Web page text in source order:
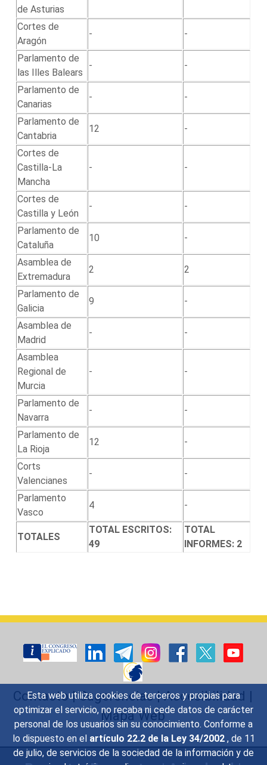
Esta web utiliza cookies de terceros y propias para
optimizar el servicio, no recaba ni cede datos de carácter
personal de los usuarios sin su conocimiento. Conforme a
lo dispuesto en el artículo 22.2 de la Ley 34/2002 , de 11
de julio, de servicios de la sociedad de la información y de
de Asturias
Cortes de
Aragón
- -
Parlamento de
las Illes Balears
- -
Parlamento de
Canarias
- -
Parlamento de
Cantabria
12 -
Cortes de
Castilla-La
Mancha
- -
Cortes de
Castilla y León
- -
Parlamento de
Cataluña
10 -
Asamblea de
Extremadura
2 2
Parlamento de
Galicia
9 -
Asamblea de
Madrid
- -
Asamblea
Regional de
Murcia
- -
Parlamento de
Navarra
- -
Parlamento de
La Rioja
12 -
Corts
Valencianes
- -
Parlamento
Vasco
4 -
TOTALES
TOTAL ESCRITOS:
49
TOTAL
INFORMES: 2
Contacto|Sugerencias|Accesibilidad |
Mapa Web